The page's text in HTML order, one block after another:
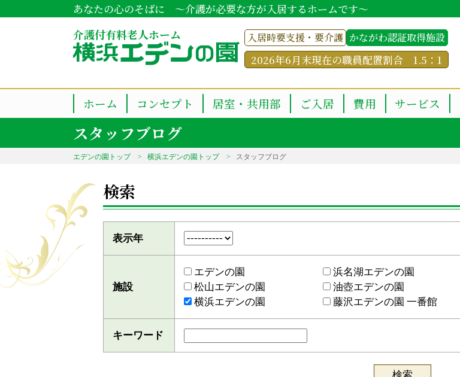
あなたの心のそばに ～介護が必要な方が入居するホームです～
介護付有料老人ホーム 入居時要支援・要介護 かながわ認証取得施設
2026年6月末現在の職員配置割合 1.5：1
ホーム コンセプト 居室・共用部 ご入居 費用 サービス
スタッフブログ
エデンの園トップ 横浜エデンの園トップ スタッフブログ
検索
表示年
施設
エデンの園 浜名湖エデンの園
松山エデンの園
油壺エデンの園
横浜エデンの園
藤沢エデンの園 一番館
キーワード